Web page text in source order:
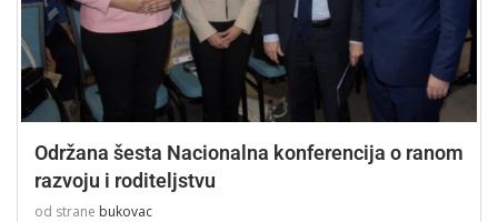
Održana šesta Nacionalna konferencija o ranom
razvoju i roditeljstvu
od strane bukovac